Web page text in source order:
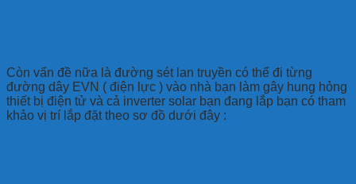
Còn vấn đề nữa là đường sét lan truyền có thể đi từng
đường dây EVN ( điện lực ) vào nhà bạn làm gây hung hỏng
thiết bị điện tử và cả inverter solar bạn đang lắp bạn có tham
khảo vị trí lắp đặt theo sơ đồ dưới đây :